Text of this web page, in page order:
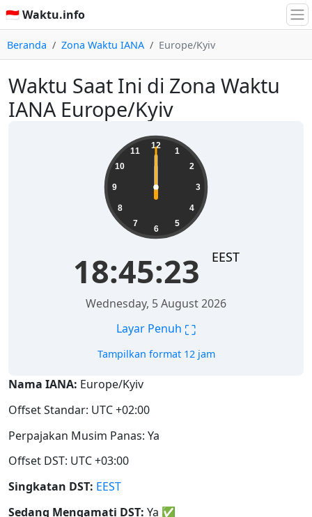
🇮🇩 Waktu.info
Beranda Zona Waktu IANA Europe/Kyiv
Waktu Saat Ini di Zona Waktu
IANA Europe/Kyiv
12
1
2
3
4
5
6
7
8
9
10
11
18:45:23 EEST
Wednesday, 5 August 2026
Layar Penuh ⛶
Tampilkan format 12 jam
Nama IANA: Europe/Kyiv
Offset Standar: UTC +02:00
Perpajakan Musim Panas: Ya
Offset DST: UTC +03:00
Singkatan DST: EEST
Sedang Mengamati DST: Ya ✅